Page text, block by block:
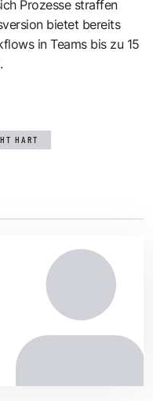
Prozesse straffen
bietet bereits
in Teams bis zu 15
HART